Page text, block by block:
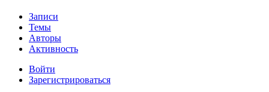
Записи
Темы
Авторы
Активность
Войти
Зарегистрироваться